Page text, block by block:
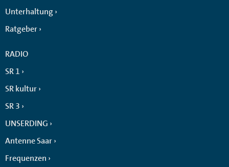
Unterhaltung
Ratgeber
RADIO
SR 1
SR kultur
SR 3
UNSERDING
Antenne Saar
Frequenzen